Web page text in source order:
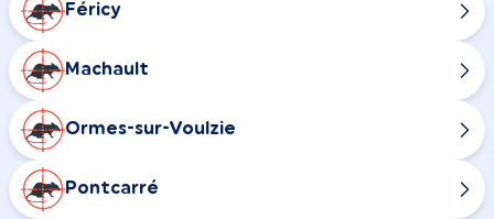
Féricy
Machault
Ormes-sur-Voulzie
Pontcarré